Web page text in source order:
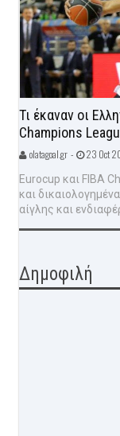
Τι έκαναν οι
Champions
olatagoal.gr - 23 Oct
Eurocup και FIBA
και
αίγλης και
Δημοφιλή